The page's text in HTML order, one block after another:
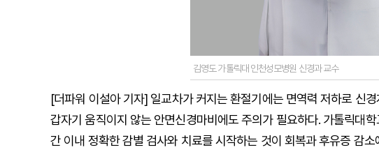
김영도 가톨릭대 인천성모병원 신경과 교수
[더파워 이설아 기자] 일교차가 커지는 환절기에는 면역력 저하로 신
갑자기 움직이지 않는 안면신경마비에도 주의가 필요하다. 가톨릭대
간 이내 정확한 감별 검사와 치료를 시작하는 것이 회복과 후유증 감